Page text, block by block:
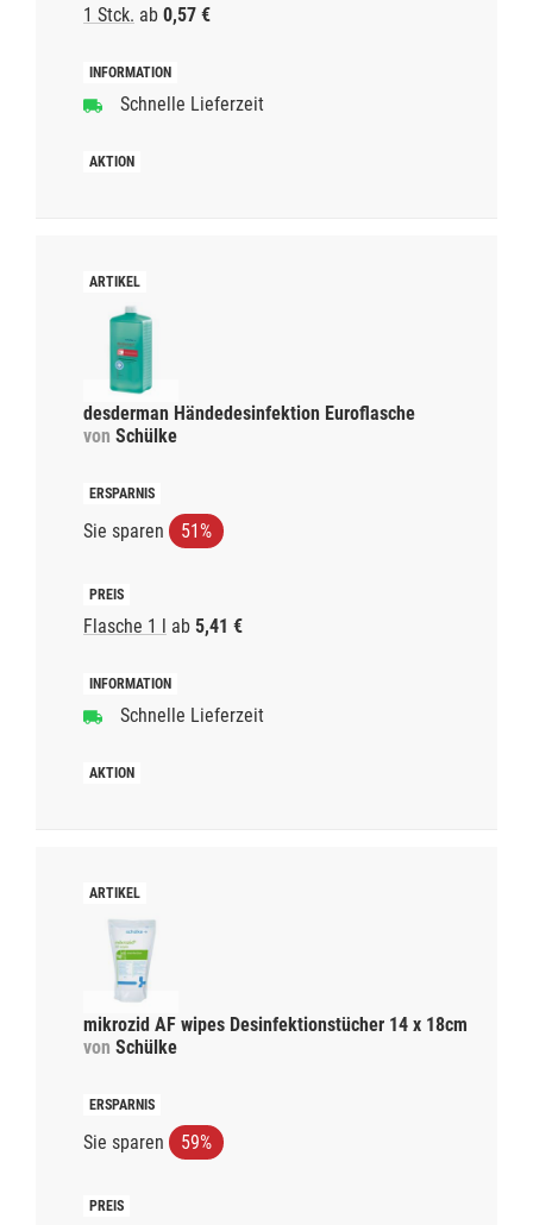
1 Stck. ab 0,57 €
Schnelle Lieferzeit
desderman Händedesinfektion Euroflasche
von Schülke
Sie sparen 51%
Flasche 1 l ab 5,41 €
Schnelle Lieferzeit
mikrozid AF wipes Desinfektionstücher 14 x 18cm
von Schülke
Sie sparen 59%